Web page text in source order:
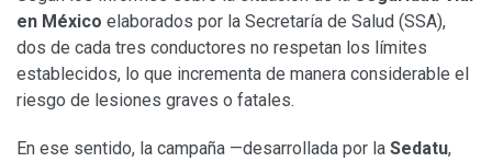
en México elaborados por la Secretaría de Salud (SSA),
dos de cada tres conductores no respetan los límites
establecidos, lo que incrementa de manera considerable el
riesgo de lesiones graves o fatales.
En ese sentido, la campaña —desarrollada por la Sedatu,